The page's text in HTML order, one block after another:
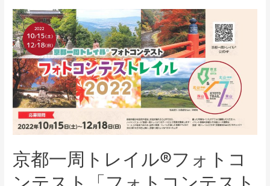
京都一周トレイル®フォトコ